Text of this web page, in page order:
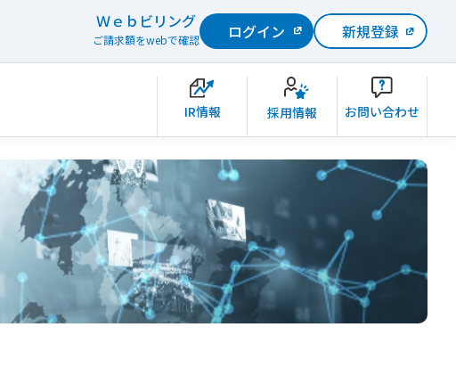
Ｗｅｂビリング
ご請求額をwebで確認 ログイン 新規登録
IR情報 採用情報 お問い合わせ